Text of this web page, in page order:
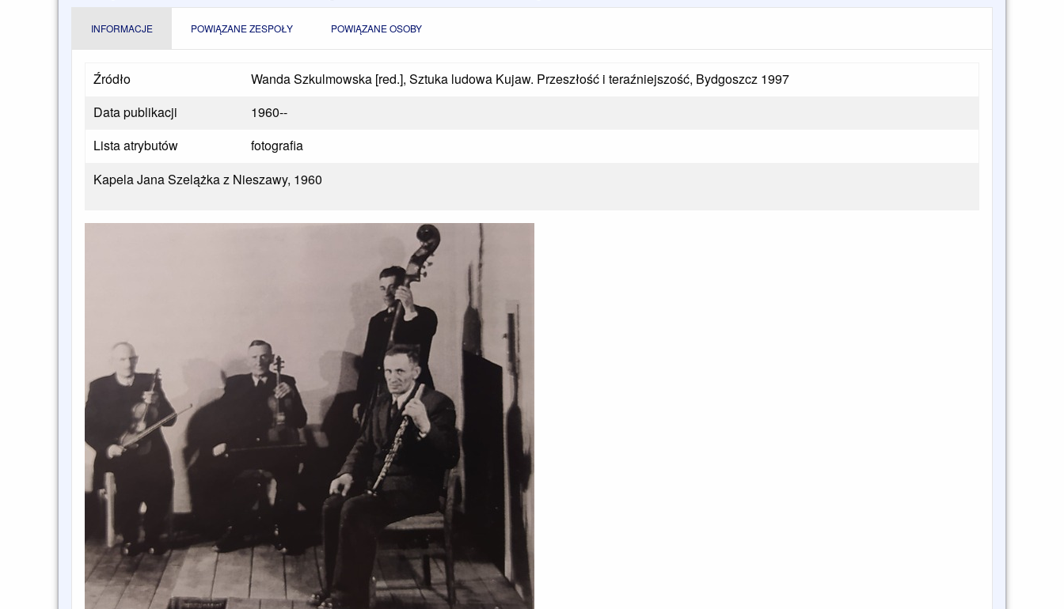
INFORMACJE POWIĄZANE ZESPOŁY POWIĄZANE OSOBY
Źródło
Wanda Szkulmowska [red.], Sztuka ludowa Kujaw. Przeszłość i teraźniejszość, Bydgoszcz 1997
Data publikacji
1960--
Lista atrybutów
fotografia
Kapela Jana Szelążka z Nieszawy, 1960